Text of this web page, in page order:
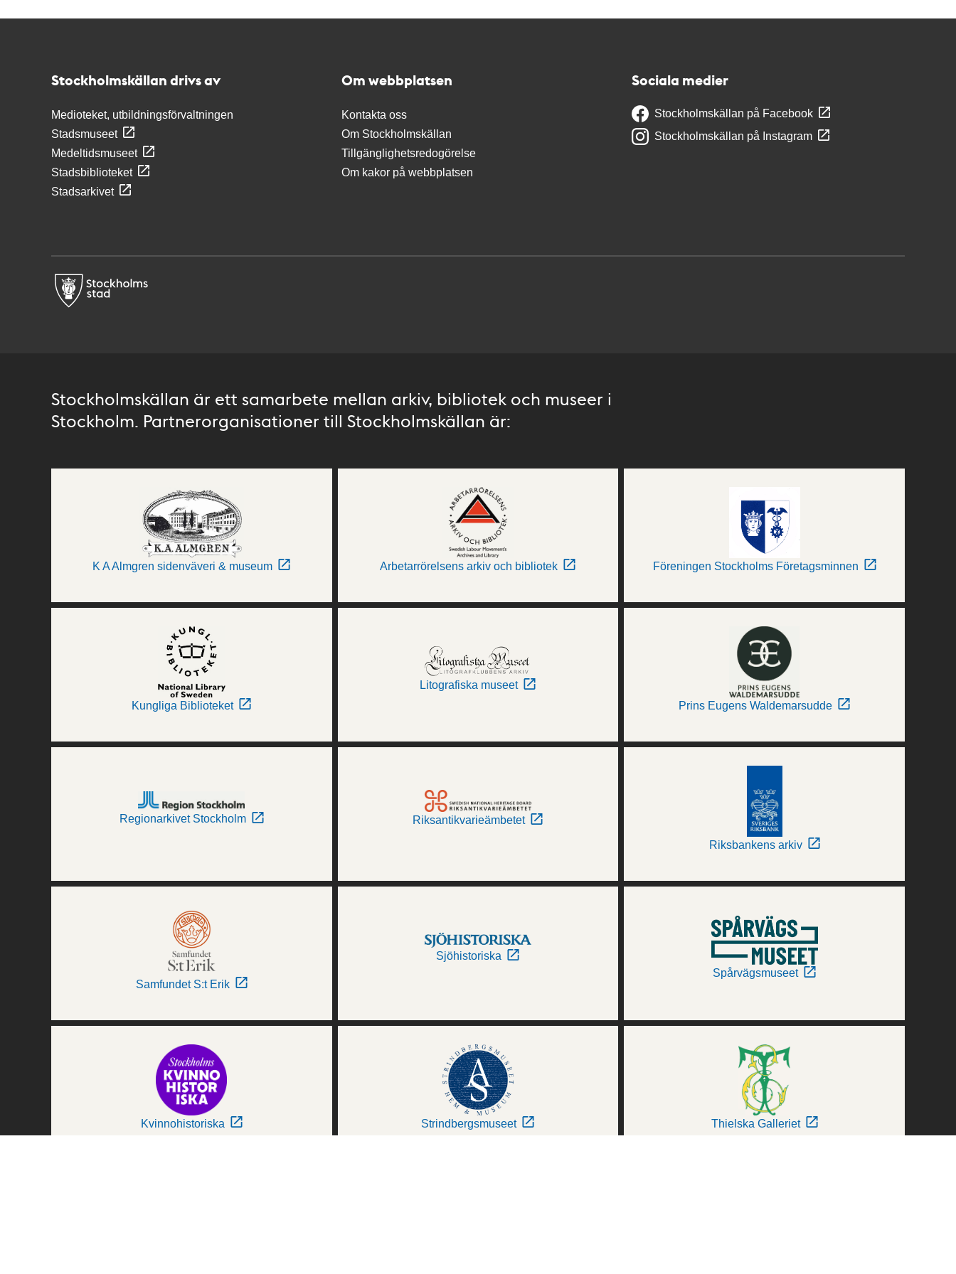
Stockholmskällan drivs av
Medioteket, utbildningsförvaltningen
Stadsmuseet
Medeltidsmuseet
Stadsbiblioteket
Stadsarkivet
Om webbplatsen
Kontakta oss
Om Stockholmskällan
Tillgänglighetsredogörelse
Om kakor på webbplatsen
Sociala medier
Stockholmskällan på Facebook
Stockholmskällan på Instagram
Stockholmskällan är ett samarbete mellan arkiv, bibliotek och museer i
Stockholm. Partnerorganisationer till Stockholmskällan är:
K A Almgren sidenväveri & museum Arbetarrörelsens arkiv och bibliotek Föreningen Stockholms Företagsminnen
Kungliga Biblioteket
Litografiska museet
Prins Eugens Waldemarsudde
Regionarkivet Stockholm Riksantikvarieämbetet
Riksbankens arkiv
Samfundet S:t Erik
Sjöhistoriska
Spårvägsmuseet
Kvinnohistoriska Strindbergsmuseet Thielska Galleriet